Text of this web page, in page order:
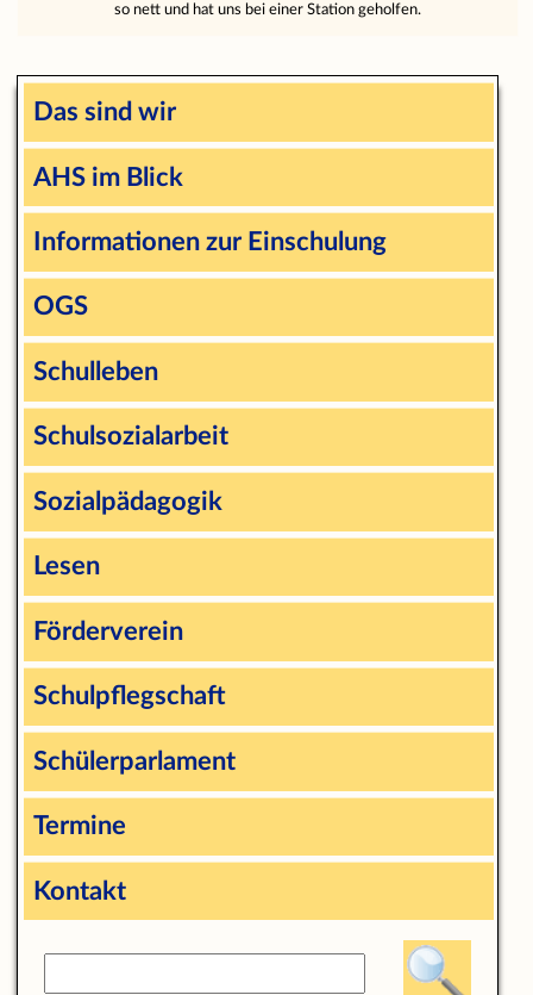
so nett und hat uns bei einer Station geholfen.
Das sind wir
AHS im Blick
Informationen zur Einschulung
OGS
Schulleben
Schulsozialarbeit
Sozialpädagogik
Lesen
Förderverein
Schulpflegschaft
Schülerparlament
Termine
Kontakt